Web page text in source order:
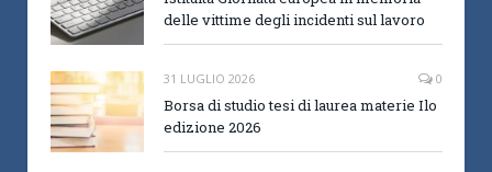
delle vittime degli incidenti sul lavoro
31 LUGLIO 2026 0
Borsa di studio tesi di laurea materie Ilo
edizione 2026